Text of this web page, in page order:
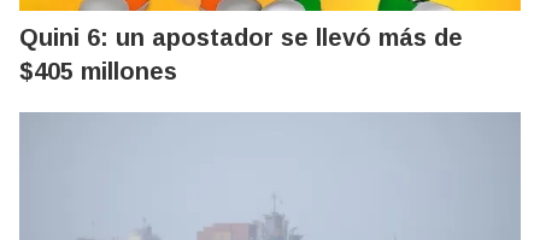
Quini 6: un apostador se llevó más de
$405 millones